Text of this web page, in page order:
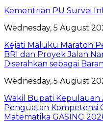
Kementrian PU Survei
Wednesday, 5 August
Kejati Maluku Maraton
BRI dan Proyek Jalan
Diserahkan sebagai
Wednesday, 5 August
Wakil Bupati
Penguatan Kompetensi
Matematika GASING